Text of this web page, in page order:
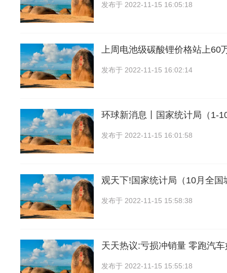
发布于 2022-11-15 16:05:18
上周电池级碳酸锂价格站上60
发布于 2022-11-15 16:02:14
环球新消息丨国家统计局（1-
发布于 2022-11-15 16:01:58
观天下!国家统计局（10月全国
发布于 2022-11-15 15:58:38
天天热议:亏损冲销量 零跑汽车
发布于 2022-11-15 15:55:18